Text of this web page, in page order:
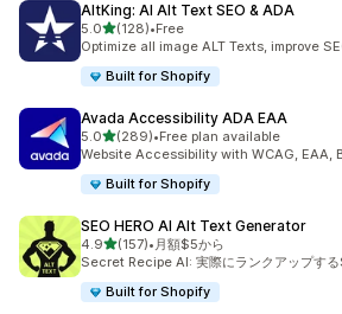
AltKing: AI Alt Text SEO & ADA
5.05つ星中
(128)
合計レビュー数：128件
•Free
Optimize all image ALT Texts, improve
Built for Shopify
Avada Accessibility ADA EAA
5.05つ星中
(289)
合計レビュー数：289件
•Free plan available
Website Accessibility with WCAG, EAA,
Built for Shopify
SEO HERO AI Alt Text Generator
4.95つ星中
(157)
合計レビュー数：157件
• 月額$5から
Secret Recipe AI: 実際にランクアップす
Built for Shopify